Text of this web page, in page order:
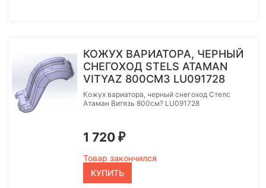
КОЖУХ ВАРИАТОРА, ЧЕРНЫЙ
СНЕГОХОД STELS ATAMAN
VITYAZ 800СМ3 LU091728
Кожух вариатора, черный снегоход Стелс
Атаман Витязь 800см? LU091728
1 720 ₽
Товар закончился
КУПИТЬ